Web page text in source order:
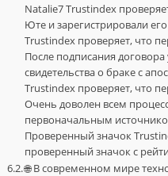
Natalie7 Trustindex
Юте и зарегистрировали
Trustindex проверяет, что
После подписания
свидетельства о браке с
Trustindex проверяет, что
Очень доволен всем
первоначальным
Проверенный значок
проверенный значок с
🌐 В современном мире